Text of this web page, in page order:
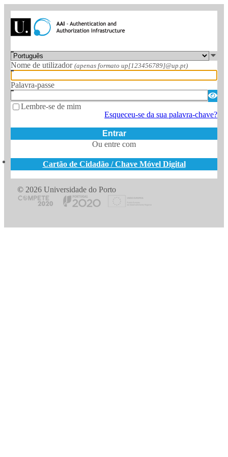
Nome de utilizador (apenas formato up[123456789]@up.pt)
Palavra-passe
Lembre-se de mim
Esqueceu-se da sua palavra-chave?
Entrar
Ou entre com
Cartão de Cidadão / Chave Móvel Digital
© 2026 Universidade do Porto